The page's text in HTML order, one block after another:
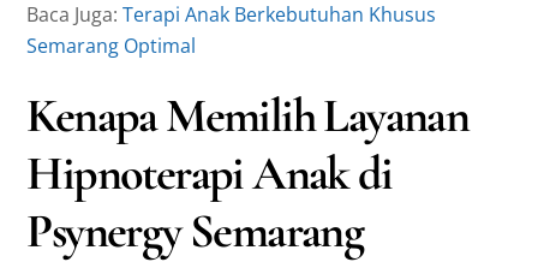
Baca Juga:Terapi Anak Berkebutuhan Khusus
Semarang Optimal
Kenapa Memilih Layanan
Hipnoterapi Anak di
Psynergy Semarang